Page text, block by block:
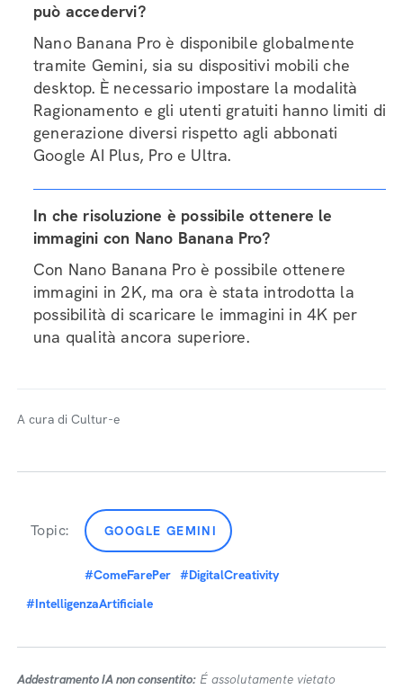
può accedervi?
Nano Banana Pro è disponibile globalmente
tramite Gemini, sia su dispositivi mobili che
desktop. È necessario impostare la modalità
Ragionamento e gli utenti gratuiti hanno limiti di
generazione diversi rispetto agli abbonati
Google AI Plus, Pro e Ultra.
In che risoluzione è possibile ottenere le
immagini con Nano Banana Pro?
Con Nano Banana Pro è possibile ottenere
immagini in 2K, ma ora è stata introdotta la
possibilità di scaricare le immagini in 4K per
una qualità ancora superiore.
A cura di Cultur-e
Topic: GOOGLE GEMINI
#ComeFarePer #DigitalCreativity
#IntelligenzaArtificiale
Addestramento IA non consentito: É assolutamente vietato